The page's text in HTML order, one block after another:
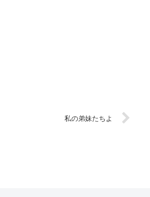
私の弟妹たちよ